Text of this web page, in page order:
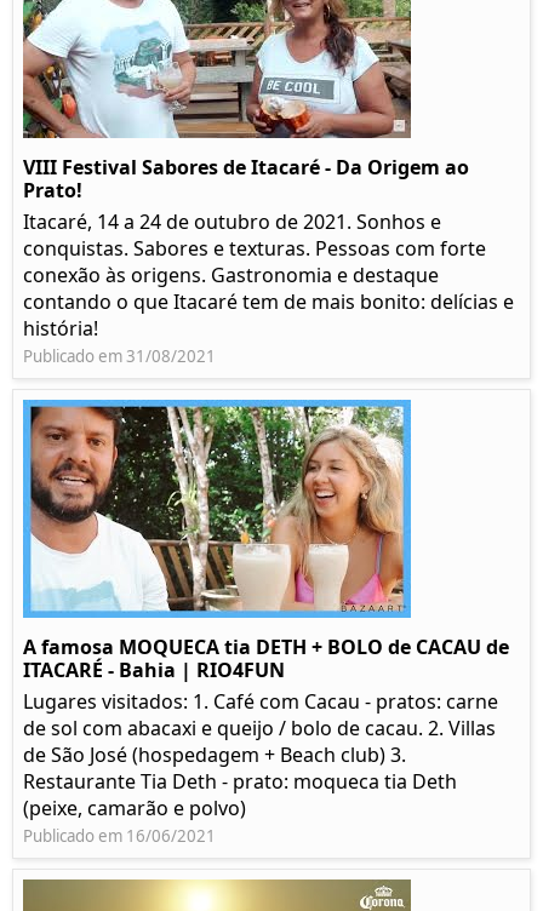
VIII Festival Sabores de Itacaré - Da Origem ao
Prato!
Itacaré, 14 a 24 de outubro de 2021. Sonhos e
conquistas. Sabores e texturas. Pessoas com forte
conexão às origens. Gastronomia e destaque
contando o que Itacaré tem de mais bonito: delícias e
história!
Publicado em 31/08/2021
A famosa MOQUECA tia DETH + BOLO de CACAU de
ITACARÉ - Bahia | RIO4FUN
Lugares visitados: 1. Café com Cacau - pratos: carne
de sol com abacaxi e queijo / bolo de cacau. 2. Villas
de São José (hospedagem + Beach club) 3.
Restaurante Tia Deth - prato: moqueca tia Deth
(peixe, camarão e polvo)
Publicado em 16/06/2021